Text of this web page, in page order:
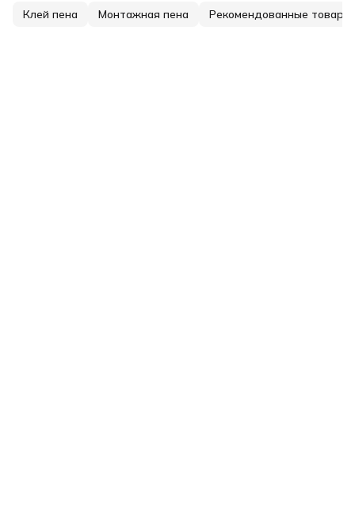
Клей пена Монтажная пена Рекомендованные товары